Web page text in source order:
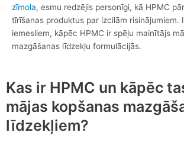
zīmola, esmu redzējis personīgi, kā HPMC
tīrīšanas produktus par izcilām risinājumiem.
iemesliem, kāpēc HPMC ir spēļu mainītājs
mazgāšanas līdzekļu formulācijās.
Kas ir HPMC un kāpēc
mājas kopšanas
līdzekļiem?